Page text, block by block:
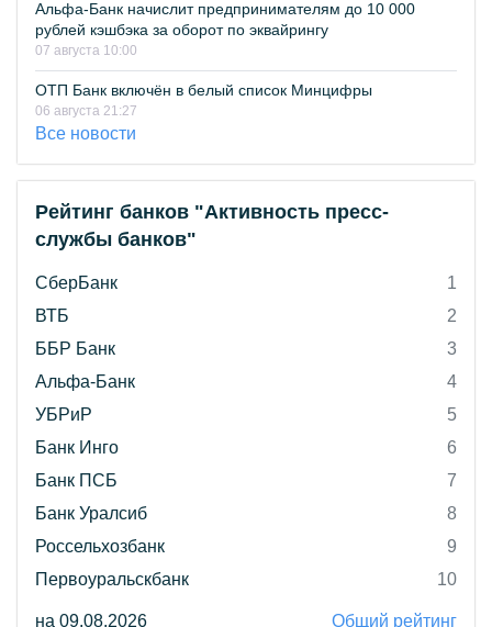
Альфа-Банк начислит предпринимателям до 10 000
рублей кэшбэка за оборот по эквайрингу
07 августа 10:00
ОТП Банк включён в белый список Минцифры
06 августа 21:27
Все новости
Рейтинг банков "Активность пресс-
службы банков"
СберБанк
1
ВТБ
2
ББР Банк
3
Альфа-Банк
4
УБРиР
5
Банк Инго
6
Банк ПСБ
7
Банк Уралсиб
8
Россельхозбанк
9
Первоуральскбанк
10
на 09.08.2026 Общий рейтинг